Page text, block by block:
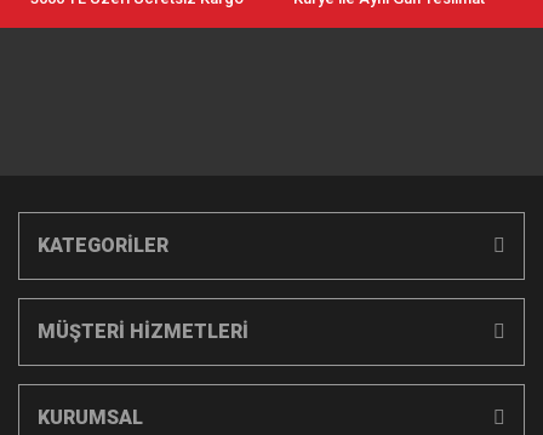
KATEGORİLER
MÜŞTERİ HİZMETLERİ
KURUMSAL